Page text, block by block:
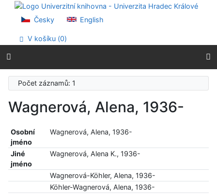
Přejít na obsah
Přejít na menu
Prohlášení o webové přístupnosti
Česky English
V košíku (0)
Počet záznamů: 1
Wagnerová, Alena, 1936-
Osobní
jméno
Wagnerová, Alena, 1936-
Jiné
jméno
Wagnerová, Alena K., 1936-
Wagnerová-Köhler, Alena, 1936-
Köhler-Wagnerová, Alena, 1936-